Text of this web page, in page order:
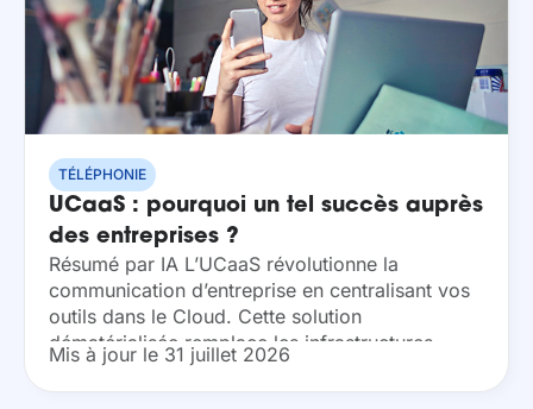
TÉLÉPHONIE
UCaaS : pourquoi un tel succès auprès
des entreprises ?
Résumé par IA L’UCaaS révolutionne la
communication d’entreprise en centralisant vos
outils dans le Cloud. Cette solution
dématérialisée remplace les infrastructures
physiques coûteuses par un modèle flexible et
nomade. En adoptant les communications
Mis à jour le 31 juillet 2026